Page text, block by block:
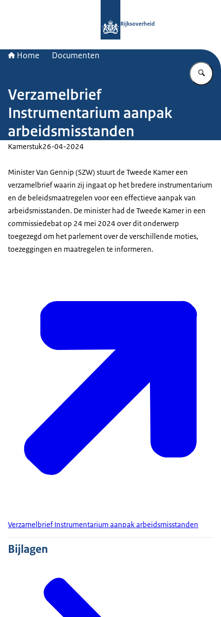
Rijksoverheid
Home Documenten
Verzamelbrief
Instrumentarium aanpak
arbeidsmisstanden
Kamerstuk26-04-2024
Minister Van Gennip (SZW) stuurt de Tweede Kamer een
verzamelbrief waarin zij ingaat op het bredere instrumentarium
en de beleidsmaatregelen voor een effectieve aanpak van
arbeidsmisstanden. De minister had de Tweede Kamer in een
commissiedebat op 24 mei 2024 over dit onderwerp
toegezegd om het parlement over de verschillende moties,
toezeggingen en maatregelen te informeren.
Verzamelbrief Instrumentarium aanpak arbeidsmisstanden
Bijlagen